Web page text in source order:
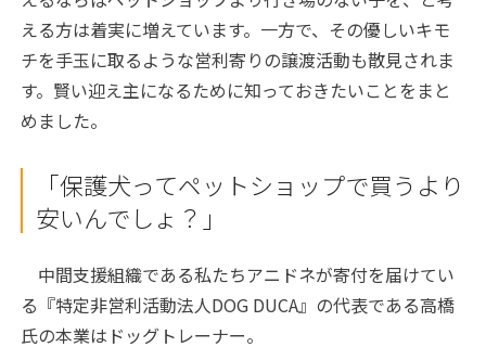
える方は着実に増えています。一方で、その優しいキモ
チを手玉に取るような営利寄りの譲渡活動も散見されま
す。賢い迎え主になるために知っておきたいことをまと
めました。
「保護犬ってペットショップで買うより
安いんでしょ？」
中間支援組織である私たちアニドネが寄付を届けてい
る『特定非営利活動法人DOG DUCA』の代表である高橋
氏の本業はドッグトレーナー。